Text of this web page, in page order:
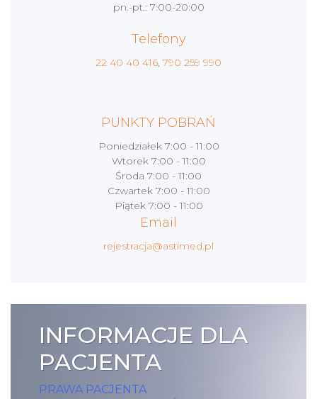
pn.-pt.: 7:00-20:00
Telefony
22 40 40 416, 790 259 990
PUNKTY POBRAŃ
Poniedziałek7:00 - 11:00
Wtorek7:00 - 11:00
Środa 7:00 - 11:00
Czwartek7:00 - 11:00
Piątek7:00 - 11:00
Email
rejestracja@astimed.pl
INFORMACJE DLA
PACJENTA
PRAWA PACJENTA